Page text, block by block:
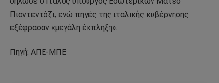
Πιαντεντόζι, ενώ πηγές της ιταλικής κυβέρνησης
εξέφρασαν «μεγάλη έκπληξη».
Πηγή: ΑΠΕ-ΜΠΕ